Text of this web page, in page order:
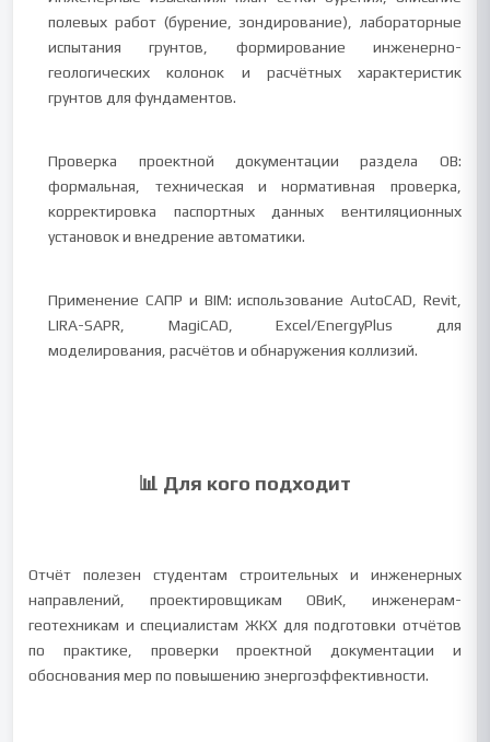
полевых работ (бурение, зондирование), лабораторные
испытания грунтов, формирование инженерно-
геологических колонок и расчётных характеристик
грунтов для фундаментов.
Проверка проектной документации раздела ОВ:
формальная, техническая и нормативная проверка,
корректировка паспортных данных вентиляционных
установок и внедрение автоматики.
Применение САПР и BIM: использование AutoCAD, Revit,
LIRA-SAPR, MagiCAD, Excel/EnergyPlus для
моделирования, расчётов и обнаружения коллизий.
📊 Для кого подходит
Отчёт полезен студентам строительных и инженерных
направлений, проектировщикам ОВиК, инженерам-
геотехникам и специалистам ЖКХ для подготовки отчётов
по практике, проверки проектной документации и
обоснования мер по повышению энергоэффективности.